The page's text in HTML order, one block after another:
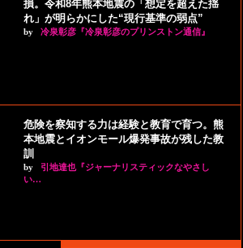
損。令和8年熊本地震の「想定を超えた揺
れ」が明らかにした“現行基準の弱点”
by 冷泉彰彦『冷泉彰彦のプリンストン通信』
危険を察知する力は経験と教育で育つ。熊
本地震とイオンモール爆発事故が残した教
訓
by
引地達也『ジャーナリスティックなやさし
い…